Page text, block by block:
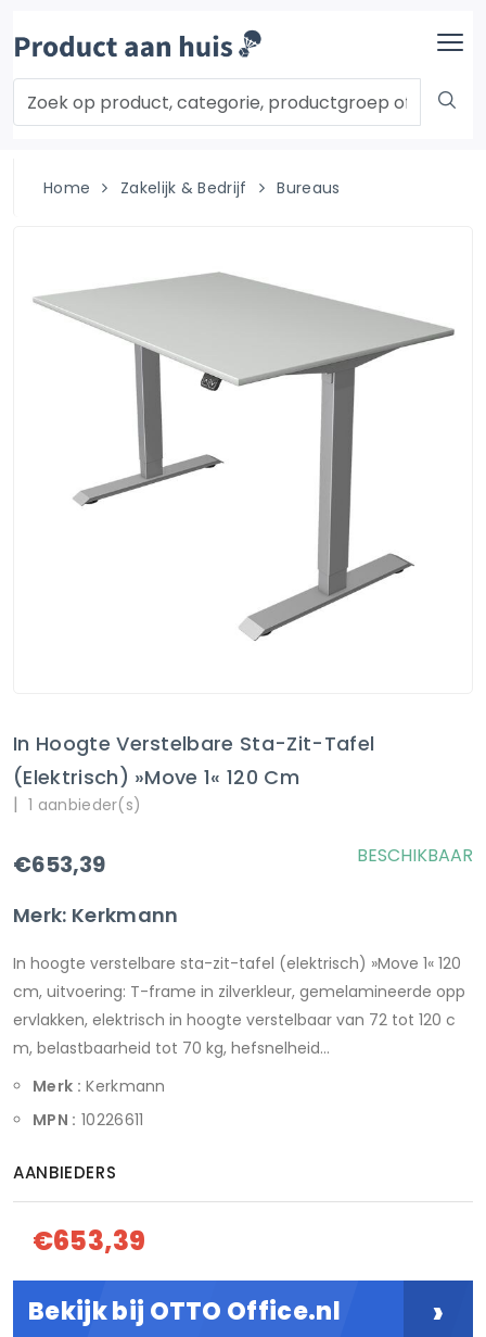
Home Zakelijk & Bedrijf Bureaus
In Hoogte Verstelbare Sta-Zit-Tafel
(elektrisch) »Move 1« 120 Cm
| 1 aanbieder(s)
€653,39
Merk: Kerkmann
BESCHIKBAAR
In hoogte verstelbare sta-zit-tafel (elektrisch) »Move 1« 120
cm, uitvoering: T-frame in zilverkleur, gemelamineerde opp
ervlakken, elektrisch in hoogte verstelbaar van 72 tot 120 c
m, belastbaarheid tot 70 kg, hefsnelheid...
Merk : Kerkmann
MPN : 10226611
AANBIEDERS
€653,39
Bekijk bij OTTO Office.nl ›